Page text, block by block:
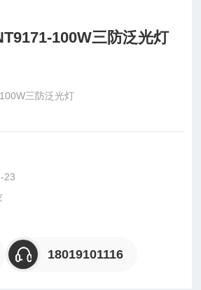
100W三防泛光灯
三防泛光灯
标准。恒流输出的驱动电路，具有短路、
亮度不随电压的变化而变化。 使用寿命
特别适合户外大面积无人看守照明。
容性和宽电压范围，不会对周边环境造成
23
18019101116